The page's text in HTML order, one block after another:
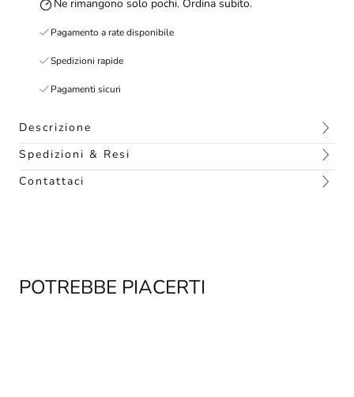
Ne rimangono solo pochi. Ordina subito.
Pagamento a rate disponibile
Spedizioni rapide
Pagamenti sicuri
Descrizione
Spedizioni & Resi
Contattaci
POTREBBE PIACERTI